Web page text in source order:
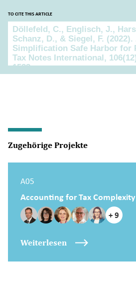
TO CITE THIS ARTICLE
To cite this article
Zugehörige Projekte
A05
Accounting for Tax Complexity
+ 9
Weiterlesen